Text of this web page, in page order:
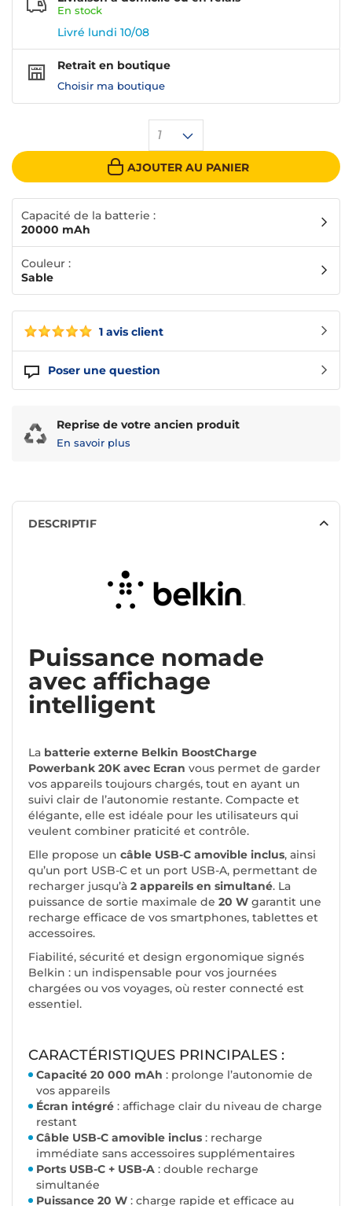
1 avis client
Poser une question
1
AJOUTER AU PANIER
En stock
Livré lundi 10/08
Retrait en boutique
Choisir ma boutique
Capacité de la batterie :
20000 mAh
Couleur :
Sable
Reprise de votre ancien produit
En savoir plus
DESCRIPTIF
Puissance nomade
avec affichage
intelligent
La batterie externe Belkin BoostCharge
Powerbank 20K avec Ecran vous permet de garder
vos appareils toujours chargés, tout en ayant un
suivi clair de l’autonomie restante. Compacte et
élégante, elle est idéale pour les utilisateurs qui
veulent combiner praticité et contrôle.
Elle propose un câble USB-C amovible inclus, ainsi
qu’un port USB-C et un port USB-A, permettant de
recharger jusqu’à 2 appareils en simultané. La
puissance de sortie maximale de 20 W garantit une
recharge efficace de vos smartphones, tablettes et
accessoires.
Fiabilité, sécurité et design ergonomique signés
Belkin : un indispensable pour vos journées
chargées ou vos voyages, où rester connecté est
essentiel.
CARACTÉRISTIQUES PRINCIPALES :
Capacité 20 000 mAh : prolonge l’autonomie de
vos appareils
Écran intégré : affichage clair du niveau de charge
restant
Câble USB-C amovible inclus : recharge
immédiate sans accessoires supplémentaires
Ports USB-C + USB-A : double recharge
simultanée
Puissance 20 W : charge rapide et efficace au